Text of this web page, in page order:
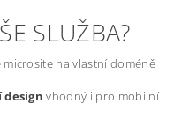
SLUŽBA?
na vlastní doméně
vhodný i pro mobilní